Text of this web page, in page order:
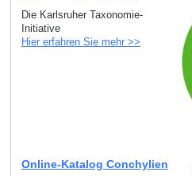
Die Karlsruher Taxonomie-
Initiative
Hier erfahren Sie mehr >>
Online-Katalog Conchylien